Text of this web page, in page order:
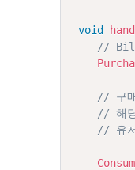
void
//
// 구
// 해
// 유